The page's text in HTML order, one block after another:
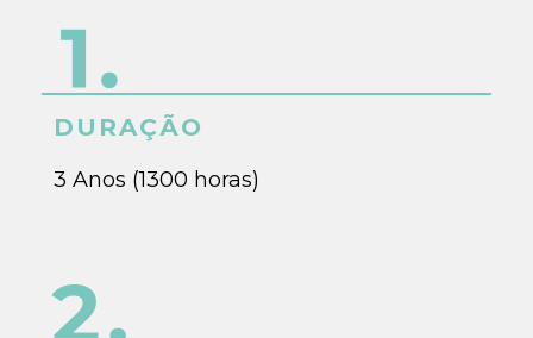
DURAÇÃO
3 Anos (1300 horas)